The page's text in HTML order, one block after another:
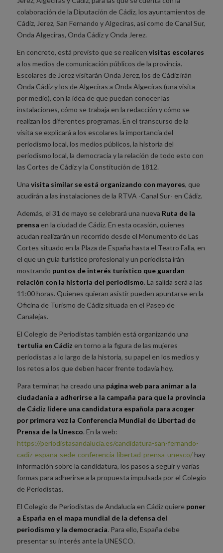
colaboración de la Diputación de Cádiz, los ayuntamientos de
Cádiz, Jerez, San Fernando y Algeciras, así como de Canal Sur,
Onda Algeciras, Onda Cádiz y Onda Jerez.
En concreto, está previsto que se realicen visitas escolares
a los medios de comunicación públicos de la provincia.
Escolares de Jerez visitarán Onda Jerez, los de Cádiz irán
Onda Cádiz y los de Algeciras a Onda Algeciras (una visita
por medio), con la idea de que puedan conocer las
instalaciones, cómo se trabaja en la redacción y cómo se
realizan los diferentes programas. En el transcurso de la
visita se explicará a los escolares la importancia del
periodismo local, los medios públicos, la historia del
periodismo local, la democracia y la relación de todo esto con
las Cortes de Cádiz y la Constitución de 1812.
Una visita similar se está organizando con mayores, que
acudirán a las instalaciones de la RTVA -Canal Sur- en Cádiz.
Además, el 31 de mayo se celebrará una nueva Ruta de la
prensa en la ciudad de Cádiz. En esta ocasión, quienes
acudan realizarán un recorrido desde el Monumento de Las
Cortes situado en la Plaza de España hasta el Teatro Falla, en
el que un guía turístico profesional y un periodista irán
mostrando puntos de interés turístico que guardan
relación con la historia del periodismo. La salida será a las
11:00 horas. Quienes quieran asistir pueden apuntarse en la
Oficina de Turismo de Cádiz situada en el Paseo de
Canalejas.
El Colegio de Periodistas también está organizando una
tertulia en Cádiz en torno a la figura de las mujeres
periodistas a lo largo de la historia, su papel en los medios y
los retos a los que deben hacer frente todavía hoy.
Para terminar, ha creado una página web para animar a la
ciudadanía a adherirse a la campaña para que la provincia
de Cádiz lidere una candidatura española para acoger
por primera vez la Conferencia Mundial de Libertad de
Prensa de la Unesco. En la web:
https://periodistasandalucia.es/candidatura-san-fernando-
cadiz-espana-sede-conferencia-libertad-prensa-unesco/hay
información sobre la candidatura, los pasos a seguir y varias
formas para adherirse a la propuesta impulsada por el Colegio
de Periodistas.
El Colegio de Periodistas de Andalucía en Cádiz quiere poner
a España en el mapa mundial de la defensa del
periodismo y la democracia. Para ello, España debe
presentar su interés ante la UNESCO.